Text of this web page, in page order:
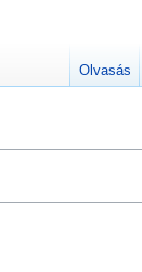
Olvasás